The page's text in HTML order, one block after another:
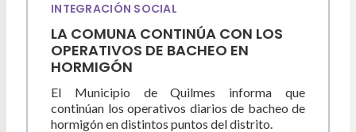
INTEGRACIÓN SOCIAL
LA COMUNA CONTINÚA CON LOS
OPERATIVOS DE BACHEO EN
HORMIGÓN
El Municipio de Quilmes informa que
continúan los operativos diarios de bacheo de
hormigón en distintos puntos del distrito.